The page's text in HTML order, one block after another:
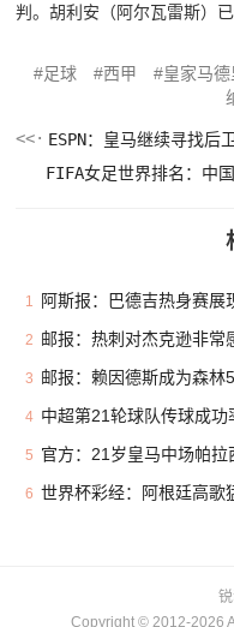
判。胡利安（阿尔瓦雷斯）
足球 西甲 皇家马德
FIFA女足世界排名：中
1 阿斯报：巴德吉热身赛展
2 邮报：热刺对杰克逊非常
3 邮报：赖因德斯成为森林
4 中超第21轮球队传球成功率
5 官方：21岁皇马中场帕拉西
6 世界杯彩经：阿根廷高歌
Copyright © 2012-2026